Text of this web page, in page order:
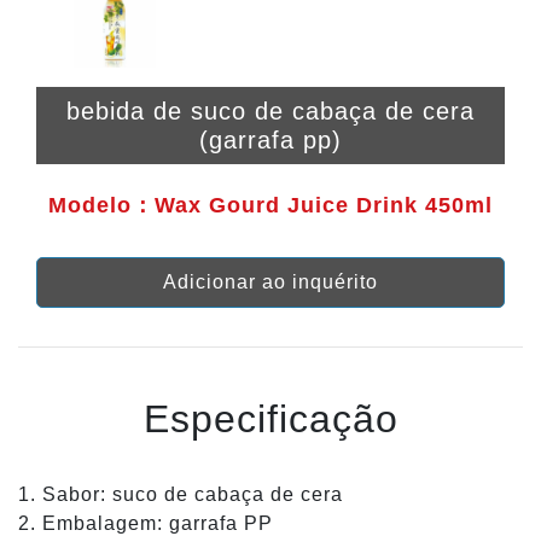
bebida de suco de cabaça de cera
(garrafa pp)
Modelo：Wax Gourd Juice Drink 450ml
Adicionar ao inquérito
Especificação
1. Sabor: suco de cabaça de cera
2. Embalagem: garrafa PP